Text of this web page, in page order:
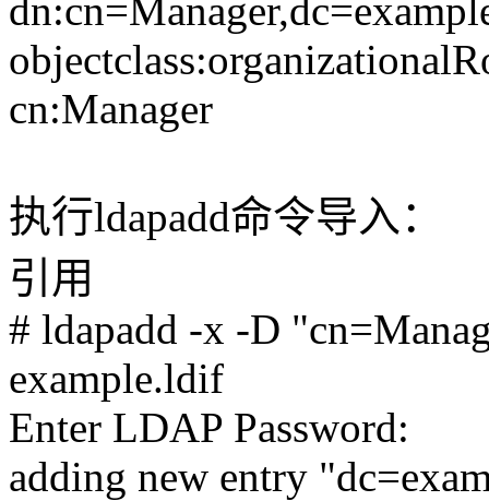
cn:Manager
执行ldapadd命令导入：
引用
# ldapadd -x -D
example.ldif
Enter LDAP Password:
adding new entry